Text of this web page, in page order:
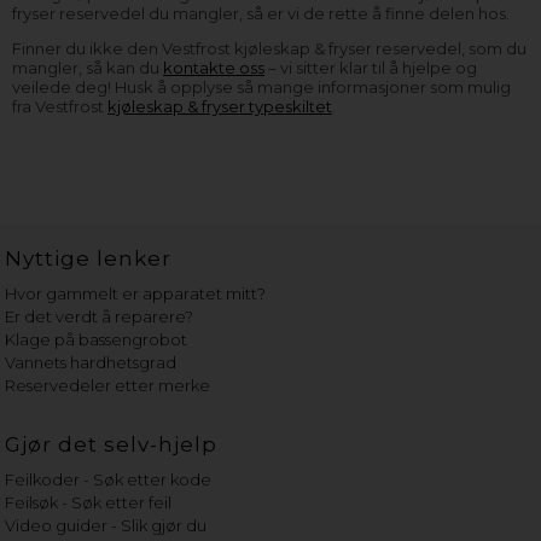
fryser reservedel du mangler, så er vi de rette å finne delen hos.
Finner du ikke den Vestfrost kjøleskap & fryser reservedel, som du
mangler, så kan du kontakte oss– vi sitter klar til å hjelpe og
veilede deg! Husk å opplyse så mange informasjoner som mulig
fra Vestfrost kjøleskap & fryser typeskiltet.
Nyttige lenker
Hvor gammelt er apparatet mitt?
Er det verdt å reparere?
Klage på bassengrobot
Vannets hardhetsgrad
Reservedeler etter merke
Gjør det selv-hjelp
Feilkoder - Søk etter kode
Feilsøk - Søk etter feil
Video guider - Slik gjør du